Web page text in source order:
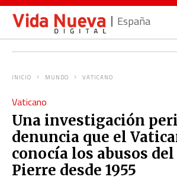
España
INICIO MUNDO VATICANO
Vaticano
Una investigación
denuncia que el
conocía los abusos del
Pierre desde 1955